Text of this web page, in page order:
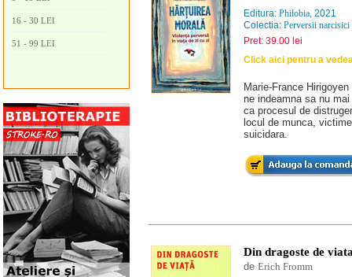
16 - 30 LEI
51 - 99 LEI
Editura: Philobia, 2021
Colectia: Perversii narcisici
Pret: 39.00 lei
Click aici pentru a
Marie-France
ne indeamna sa nu
ca procesul de
locul de munca,
suicidara.
Din dragoste de
de Erich Fromm